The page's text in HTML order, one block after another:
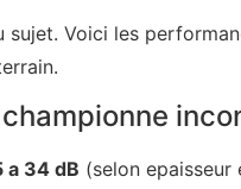
sujet. Voici les
a 34 dB (selon epaisseur